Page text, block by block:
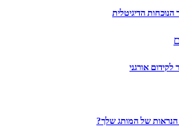
הדיגיטלית
אורגני
הנראות של המותג שלך?